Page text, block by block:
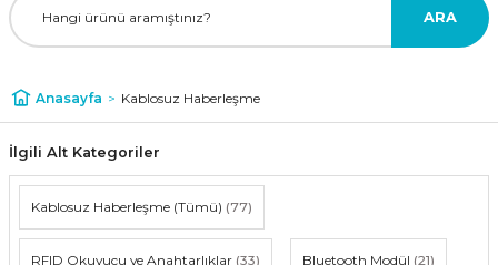
ARA
Anasayfa Kablosuz Haberleşme
İlgili Alt Kategoriler
Kablosuz Haberleşme (Tümü) (77)
RFID Okuyucu ve Anahtarlıklar (33) Bluetooth Modül (21)